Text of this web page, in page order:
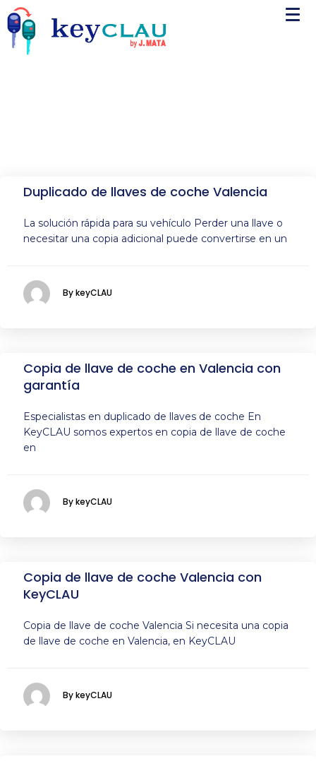
Duplicado de llaves de coche Valencia
La solución rápida para su vehículo Perder una llave o
necesitar una copia adicional puede convertirse en un
By keyCLAU
Copia de llave de coche en Valencia con
garantía
Especialistas en duplicado de llaves de coche En
KeyCLAU somos expertos en copia de llave de coche
en
By keyCLAU
Copia de llave de coche Valencia con
KeyCLAU
Copia de llave de coche Valencia Si necesita una copia
de llave de coche en Valencia, en KeyCLAU
By keyCLAU